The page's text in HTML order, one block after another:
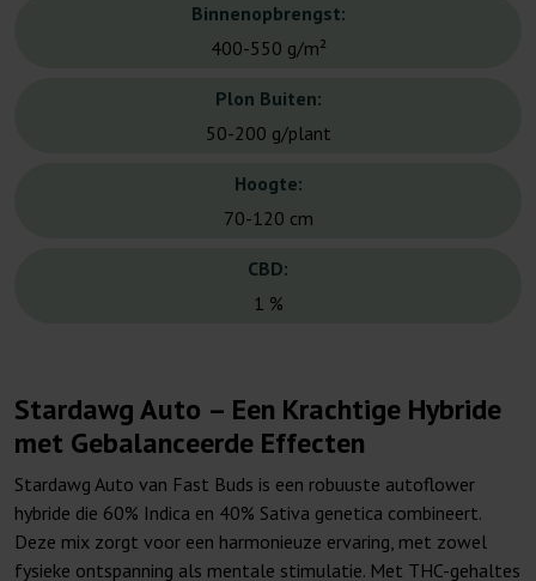
Binnenopbrengst:
400-550 g/m²
Plon Buiten:
50-200 g/plant
Hoogte:
70-120 cm
CBD:
1 %
Stardawg Auto – Een Krachtige Hybride
met Gebalanceerde Effecten
Stardawg Auto van Fast Buds is een robuuste autoflower
hybride die 60% Indica en 40% Sativa genetica combineert.
Deze mix zorgt voor een harmonieuze ervaring, met zowel
fysieke ontspanning als mentale stimulatie. Met THC-gehaltes